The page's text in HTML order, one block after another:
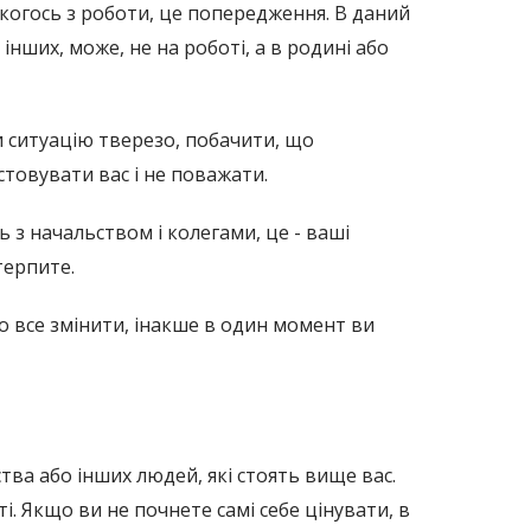
з роботи, це попередження. В даний
може, не на роботі, а в родині або
тверезо, побачити, що
вас і не поважати.
начальством і колегами, це - ваші
все змінити, інакше в один момент ви
або інших людей, які стоять вище вас.
Якщо ви не почнете самі себе цінувати, в